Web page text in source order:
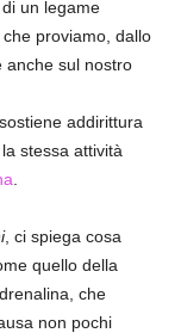
un legame
proviamo, dallo
anche sul nostro
addirittura
stessa attività
, ci spiega cosa
quello della
che
non pochi